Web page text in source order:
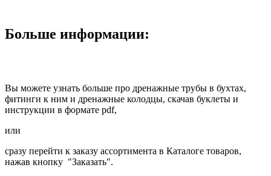
Больше информации:
Вы можете узнать больше про дренажные трубы в бухтах,
фитинги к ним и дренажные колодцы, скачав буклеты и
инструкции в формате pdf,
или
сразу перейти к заказу ассортимента в Каталоге товаров,
нажав кнопку "Заказать".